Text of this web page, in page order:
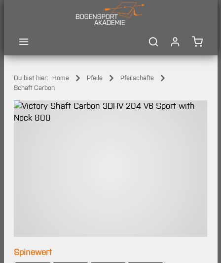
Du bist hier: Home Pfeile
Pfeilschäfte
Schaft Carbon
Bildergalerie überspringen
Spinewertauswählen